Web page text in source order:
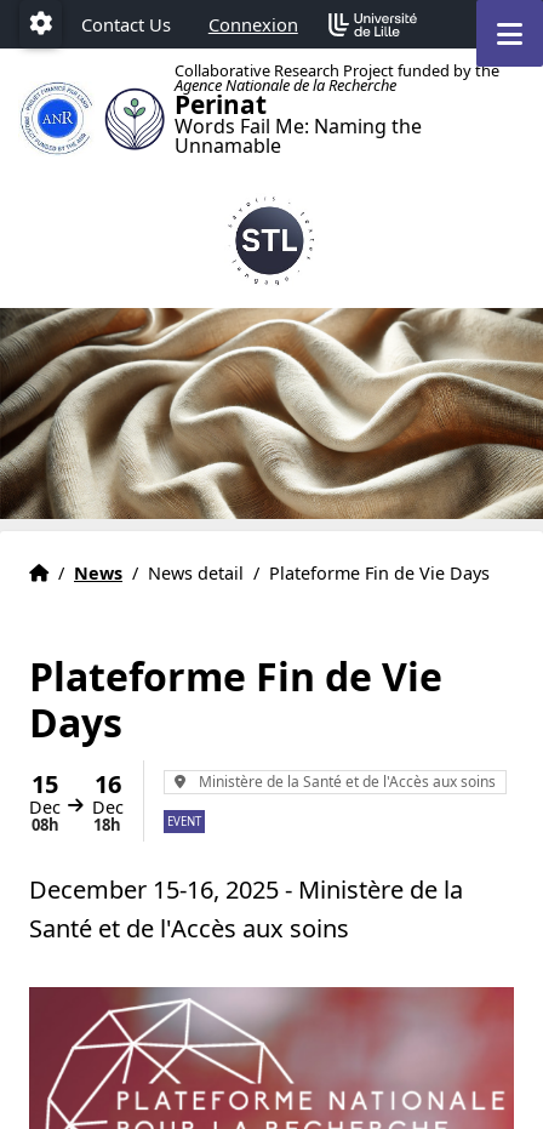
Accéder au menu principal
Accéder au contenu
Paramétrage
Contact Us Connexion
Collaborative Research Project funded by the
Agence Nationale de la Recherche
Perinat
Words Fail Me: Naming the
Unnamable
Accueil
Accueil
/ News / News detail / Plateforme Fin de Vie Days
Plateforme Fin de Vie
Days
From
15
Dec
08h to
16
Dec
18h
Lieu :
Ministère de la Santé et de l'Accès aux soins
EVENT
December 15-16, 2025 - Ministère de la
Santé et de l'Accès aux soins